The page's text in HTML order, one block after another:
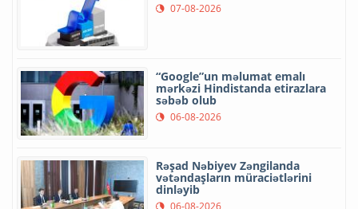
07-08-2026
“Google”un məlumat emalı
mərkəzi Hindistanda etirazlara
səbəb olub
06-08-2026
Rəşad Nəbiyev Zəngilanda
vətəndaşların müraciətlərini
dinləyib
06-08-2026